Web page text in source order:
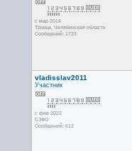
с мар 2014
Троицк, Челябинская область
Сообщений: 1733
vladisslav2011
Участник
с фев 2022
СЗФО
Сообщений: 612